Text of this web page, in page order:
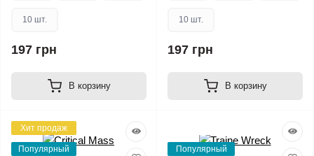
10 шт.
197 грн
В корзину
10 шт.
197 грн
В корзину
Хит продаж
Популярный Популярный